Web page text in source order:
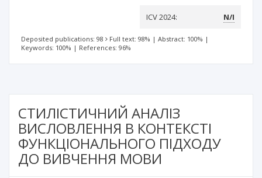
ICV 2024: N/I
Deposited publications: 98 Full text: 98% | Abstract: 100% |
Keywords: 100% | References: 96%
СТИЛІСТИЧНИЙ АНАЛІЗ
ВИСЛОВЛЕННЯ В КОНТЕКСТІ
ФУНКЦІОНАЛЬНОГО ПІДХОДУ
ДО ВИВЧЕННЯ МОВИ